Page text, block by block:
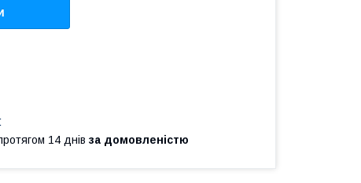
14 днів за домовленістю